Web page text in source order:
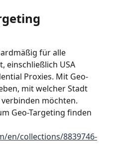
für alle
einschließlich USA
Proxies. Mit Geo-
mit welcher Stadt
verbinden möchten.
Geo-Targeting finden
en/collections/8839746-